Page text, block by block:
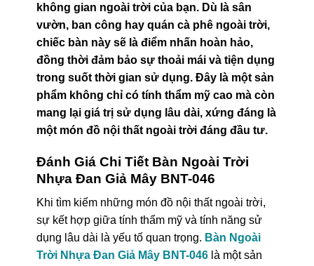
không gian ngoài trời của bạn. Dù là sân
vườn, ban công hay quán cà phê ngoài trời,
chiếc bàn này sẽ là điểm nhấn hoàn hảo,
đồng thời đảm bảo sự thoải mái và tiện dụng
trong suốt thời gian sử dụng. Đây là một sản
phẩm không chỉ có tính thẩm mỹ cao mà còn
mang lại giá trị sử dụng lâu dài, xứng đáng là
một món đồ nội thất ngoài trời đáng đầu tư.
Đánh Giá Chi Tiết Bàn Ngoài Trời
Nhựa Đan Giả Mây BNT-046
Khi tìm kiếm những món đồ nội thất ngoài trời,
sự kết hợp giữa tính thẩm mỹ và tính năng sử
dụng lâu dài là yếu tố quan trọng. Bàn Ngoài
Trời Nhựa Đan Giả Mây BNT-046là một sản